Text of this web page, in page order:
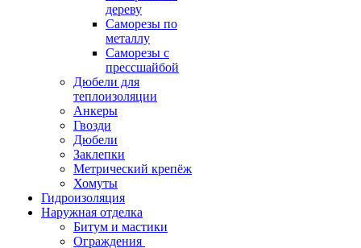
дереву
Саморезы по
металлу
Саморезы с
прессшайбой
Дюбели для
теплоизоляции
Анкеры
Гвозди
Дюбели
Заклепки
Метрический крепёж
Хомуты
Гидроизоляция
Наружная отделка
Битум и мастики
Ограждения